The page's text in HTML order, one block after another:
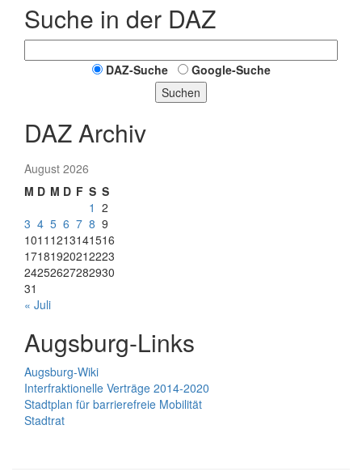
Suche in der DAZ
DAZ-Suche
Google-Suche
Suchen
DAZ Archiv
August 2026
M D M D F S S
1 2
3 4 5 6 7 8 9
1011 1213141516
17181920212223
24252627282930
31
« Juli
Augsburg-Links
Augsburg-Wiki
Interfraktionelle Verträge 2014-2020
Stadtplan für barrierefreie Mobilität
Stadtrat